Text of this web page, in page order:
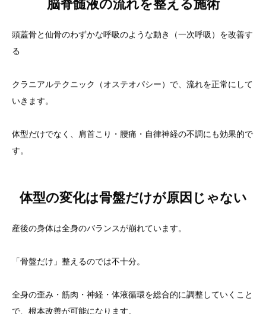
脳脊髄液の流れを整える施術
頭蓋骨と仙骨のわずかな呼吸のような動き（一次呼吸）を改善す
る
クラニアルテクニック（オステオパシー）で、流れを正常にして
いきます。
体型だけでなく、肩首こり・腰痛・自律神経の不調にも効果的で
す。
体型の変化は骨盤だけが原因じゃない
産後の身体は全身のバランスが崩れています。
「骨盤だけ」整えるのでは不十分。
全身の歪み・筋肉・神経・体液循環を総合的に調整していくこと
で、根本改善が可能になります。